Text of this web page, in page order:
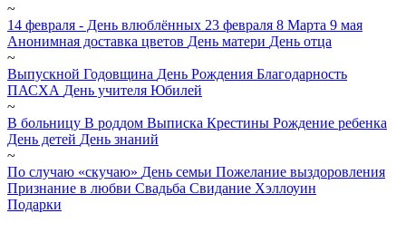
~
14 февраля - День влюблённых 23 февраля 8 Марта 9 мая
Анонимная доставка цветов День матери День отца
~
Выпускной Годовщина День Рождения Благодарность
ПАСХА День учителя Юбилей
~
В больницу В роддом Выписка Крестины Рождение ребенка
День детей День знаний
~
По случаю «скучаю» День семьи Пожелание выздоровления
Признание в любви Свадьба Свидание Хэллоуин
Подарки